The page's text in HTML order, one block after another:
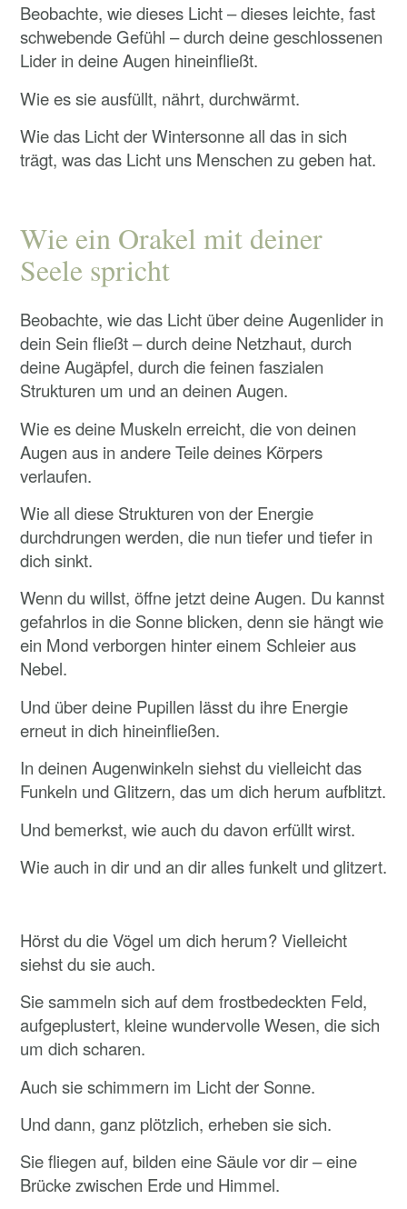
Beobachte, wie dieses Licht – dieses leichte, fast
schwebende Gefühl – durch deine geschlossenen
Lider in deine Augen hineinfließt.
Wie es sie ausfüllt, nährt, durchwärmt.
Wie das Licht der Wintersonne all das in sich
trägt, was das Licht uns Menschen zu geben hat.
Wie ein Orakel mit deiner
Seele spricht
Beobachte, wie das Licht über deine Augenlider in
dein Sein fließt – durch deine Netzhaut, durch
deine Augäpfel, durch die feinen faszialen
Strukturen um und an deinen Augen.
Wie es deine Muskeln erreicht, die von deinen
Augen aus in andere Teile deines Körpers
verlaufen.
Wie all diese Strukturen von der Energie
durchdrungen werden, die nun tiefer und tiefer in
dich sinkt.
Wenn du willst, öffne jetzt deine Augen. Du kannst
gefahrlos in die Sonne blicken, denn sie hängt wie
ein Mond verborgen hinter einem Schleier aus
Nebel.
Und über deine Pupillen lässt du ihre Energie
erneut in dich hineinfließen.
In deinen Augenwinkeln siehst du vielleicht das
Funkeln und Glitzern, das um dich herum aufblitzt.
Und bemerkst, wie auch du davon erfüllt wirst.
Wie auch in dir und an dir alles funkelt und glitzert.
Hörst du die Vögel um dich herum? Vielleicht
siehst du sie auch.
Sie sammeln sich auf dem frostbedeckten Feld,
aufgeplustert, kleine wundervolle Wesen, die sich
um dich scharen.
Auch sie schimmern im Licht der Sonne.
Und dann, ganz plötzlich, erheben sie sich.
Sie fliegen auf, bilden eine Säule vor dir – eine
Brücke zwischen Erde und Himmel.